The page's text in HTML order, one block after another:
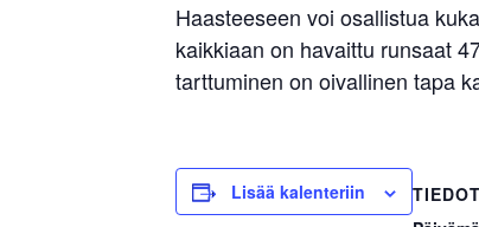
Haasteeseen voi osallistua
kaikkiaan on havaittu runsaat
tarttuminen on oivallinen tapa
Lisää kalenteriin
TIEDOT